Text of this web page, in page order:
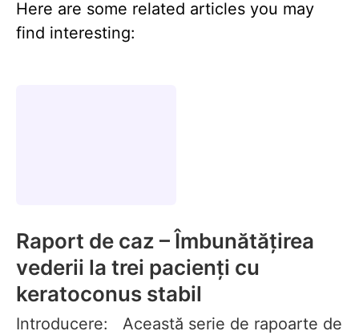
Here are some related articles you may
find interesting:
Raport de caz – Îmbunătățirea
vederii la trei pacienți cu
keratoconus stabil
Introducere: Această serie de rapoarte de